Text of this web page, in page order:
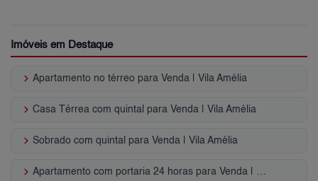
Imóveis em Destaque
keyboard_arrow_right Apartamento no térreo para Venda | Vila Amélia
keyboard_arrow_right Casa Térrea com quintal para Venda | Vila Amélia
keyboard_arrow_right Sobrado com quintal para Venda | Vila Amélia
keyboard_arrow_right Apartamento com portaria 24 horas para Venda | Vila Amélia